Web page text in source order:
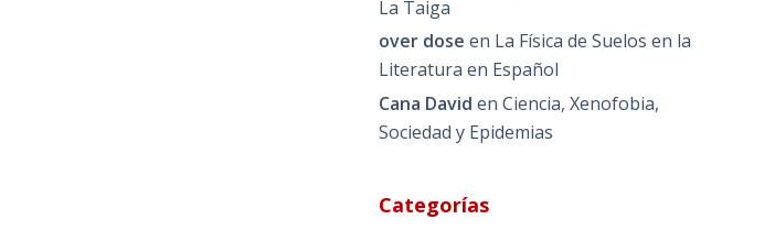
La Taiga
over dose en La Física de Suelos en la
Literatura en Español
Cana David enCiencia, Xenofobia,
Sociedad y Epidemias
Categorías